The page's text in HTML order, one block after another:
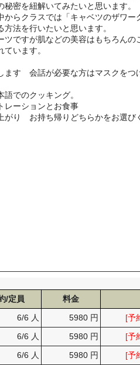
密を紐解いてみたいと思います。
からクラスでは「キャベツのザワー
法を行いたいと思います。
ツですが肌などの美容はもちろんの
います。
ます 会話が必要な方はマスクをつ
でのクッキング。
レーションとお食事
り お持ち帰りどちらかをお選び
/定員 料金
6/6 人 5980 円
[予
6/6 人 5980 円
[予
6/6 人 5980 円
[予